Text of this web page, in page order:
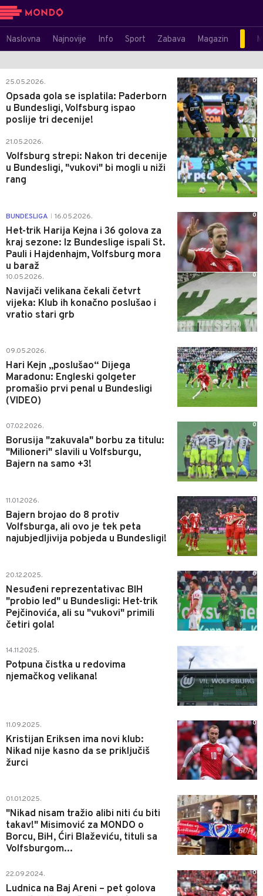
Naslovna Najnovije Info Sport Zabava Magazin
25.05.2026.
Opsada gola se isplatila: Paderborn
u Bundesligi, Volfsburg ispao
poslije tri decenije!
0
21.05.2026.
Volfsburg strepi: Nakon tri decenije
u Bundesligi, "vukovi" bi mogli u niži
rang
0
BUNDESLIGA 16.05.2026.
Het-trik Harija Kejna i 36 golova za
kraj sezone: Iz Bundeslige ispali St.
Pauli i Hajdenhajm, Volfsburg mora
u baraž
0
10.05.2026.
Navijači velikana čekali četvrt
vijeka: Klub ih konačno poslušao i
vratio stari grb
0
09.05.2026.
Hari Kejn „poslušao“ Dijega
Maradonu: Engleski golgeter
promašio prvi penal u Bundesligi
(VIDEO)
0
07.02.2026.
Borusija "zakuvala" borbu za titulu:
"Milioneri" slavili u Volfsburgu,
Bajern na samo +3!
0
11.01.2026.
Bajern brojao do 8 protiv
Volfsburga, ali ovo je tek peta
najubjedljivija pobjeda u Bundesligi!
0
20.12.2025.
Nesuđeni reprezentativac BIH
"probio led" u Bundesligi: Het-trik
Pejčinovića, ali su "vukovi" primili
četiri gola!
0
14.11.2025.
Potpuna čistka u redovima
njemačkog velikana!
11.09.2025.
Kristijan Eriksen ima novi klub:
Nikad nije kasno da se priključiš
žurci
0
01.01.2025.
"Nikad nisam tražio alibi niti ću biti
takav!" Misimović za MONDO o
Borcu, BiH, Ćiri Blaževiću, tituli sa
Volfsburgom...
1
22.09.2024.
Ludnica na Baj Areni – pet golova
0